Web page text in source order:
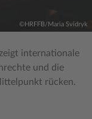
©HRFFB/Maria Svidryk
internationale
und die
rücken.